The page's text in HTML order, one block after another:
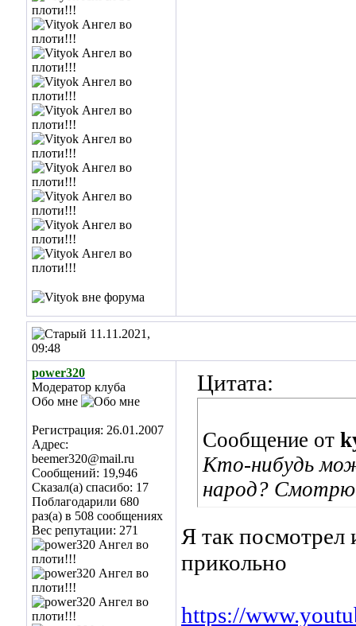
11.11.2021,
09:48
power320
Модератор клуба
Обо мне
Регистрация: 26.01.2007
Адрес:
beemer320@mail.ru
Сообщений: 19,946
Сказал(а) спасибо: 17
Поблагодарили 680
раз(а) в 508 сообщениях
Вес репутации: 271
Цитата:
Сообщение от
Кто-нибудь
народ? Смотрю
Я так посмотрел
прикольно
https://